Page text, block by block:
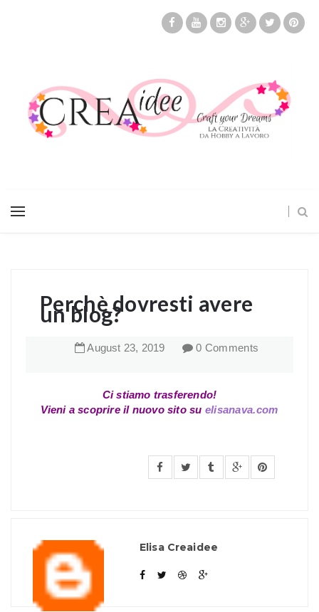
Perchè dovresti avere
un blog?
August 23, 2019 0 Comments
Ci stiamo trasferendo!
Vieni a scoprire il nuovo sito su elisanava.com
Elisa Creaidee